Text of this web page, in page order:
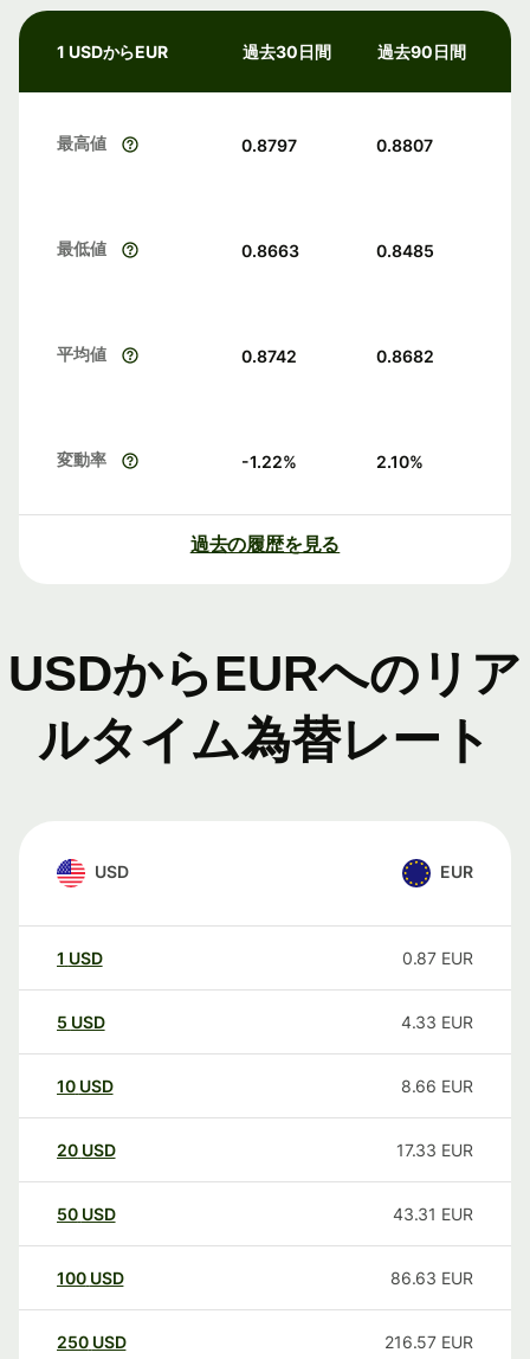
1 USDからEUR 過去30日間 過去90日間
最高値 0.8797 0.8807
最低値 0.8663 0.8485
平均値 0.8742 0.8682
変動率 -1.22% 2.10%
過去の履歴を見る
USDからEURへのリア
ルタイム為替レート
USD EUR
1 USD 0.87 EUR
5 USD 4.33 EUR
10 USD 8.66 EUR
20 USD 17.33 EUR
50 USD 43.31 EUR
100 USD 86.63 EUR
250 USD 216.57 EUR